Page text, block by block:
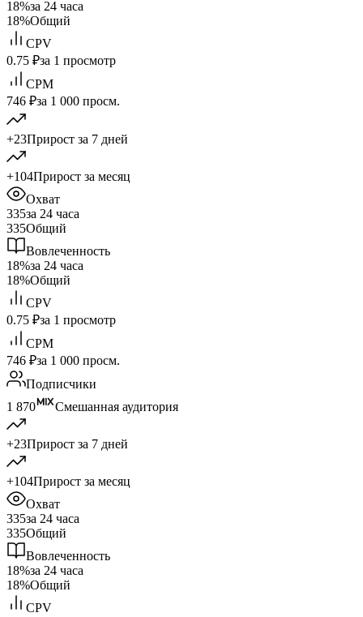
18%за 24 часа
18%Общий
CPV
0.75 ₽за 1 просмотр
CPM
746 ₽за 1 000 просм.
+23Прирост за 7 дней
+104Прирост за месяц
Охват
335за 24 часа
335Общий
Вовлеченность
18%за 24 часа
18%Общий
CPV
0.75 ₽за 1 просмотр
CPM
746 ₽за 1 000 просм.
Подписчики
1 870
Смешанная аудитория
+23Прирост за 7 дней
+104Прирост за месяц
Охват
335за 24 часа
335Общий
Вовлеченность
18%за 24 часа
18%Общий
CPV